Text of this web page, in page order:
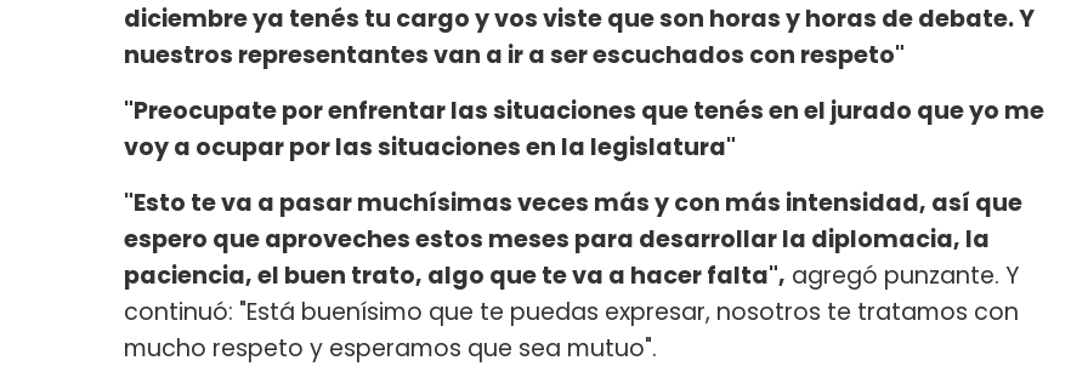
diciembre ya tenés tu cargo y vos viste que son horas y horas de debate. Y
nuestros representantes van a ir a ser escuchados con respeto"
"Preocupate por enfrentar las situaciones que tenés en el jurado que yo me
voy a ocupar por las situaciones en la legislatura"
"Esto te va a pasar muchísimas veces más y con más intensidad, así que
espero que aproveches estos meses para desarrollar la diplomacia, la
paciencia, el buen trato, algo que te va a hacer falta", agregó punzante. Y
continuó: "Está buenísimo que te puedas expresar, nosotros te tratamos con
mucho respeto y esperamos que sea mutuo".